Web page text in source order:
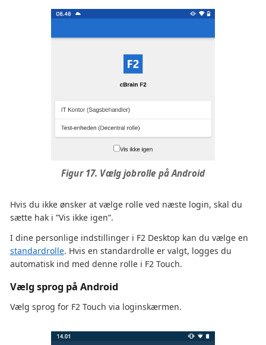
Figur 17. Vælg jobrolle på Android
Hvis du ikke ønsker at vælge rolle ved næste login, skal du
sætte hak i ”Vis ikke igen”.
I dine personlige indstillinger i F2 Desktop kan du vælge en
standardrolle. Hvis en standardrolle er valgt, logges du
automatisk ind med denne rolle i F2 Touch.
Vælg sprog på Android
Vælg sprog for F2 Touch via loginskærmen.